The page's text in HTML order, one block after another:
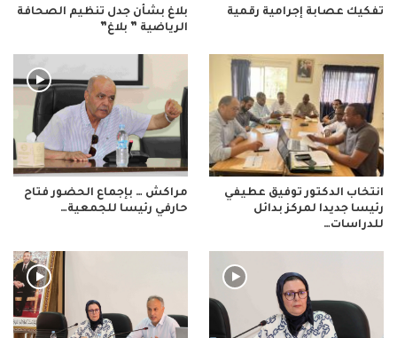
تفكيك عصابة إجرامية رقمية
بلاغ بشأن جدل تنظيم الصحافة
الرياضية ” بلاغ”
انتخاب الدكتور توفيق عطيفي
رئيسا جديدا لمركز بدائل
للدراسات…
مراكش … بإجماع الحضور فتاح
حارفي رئيسا للجمعية…